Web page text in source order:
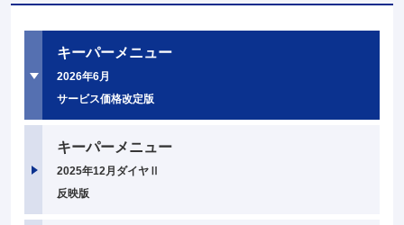
キーパーメニュー
2026年6月
サービス価格改定版
キーパーメニュー
2025年12月ダイヤⅡ
反映版